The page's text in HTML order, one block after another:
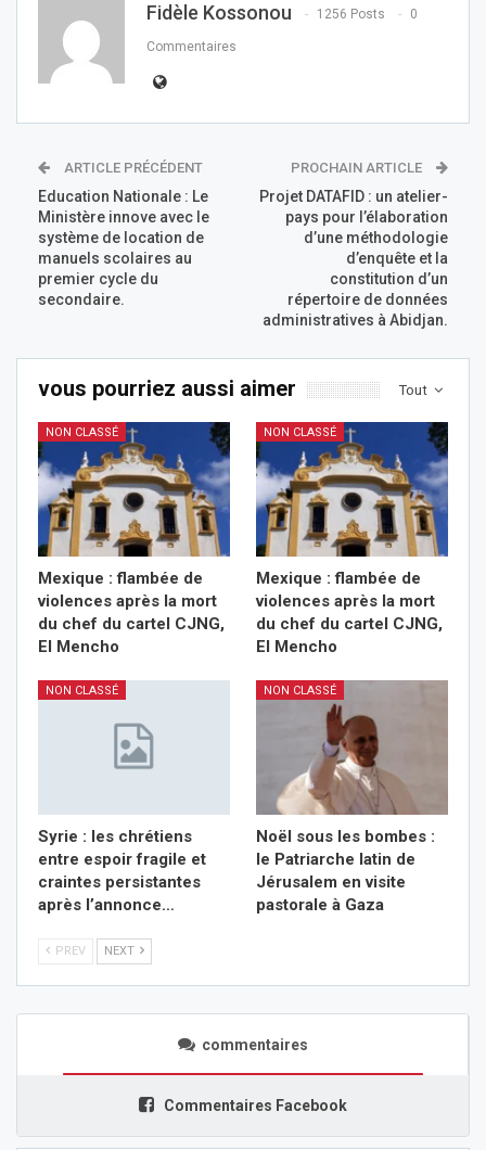
Fidèle Kossonou 1256 Posts 0
Commentaires
ARTICLE PRÉCÉDENT
Education Nationale : Le
Ministère innove avec le
système de location de
manuels scolaires au
premier cycle du
secondaire.
PROCHAIN ARTICLE
Projet DATAFID : un atelier-
pays pour l’élaboration
d’une méthodologie
d’enquête et la
constitution d’un
répertoire de données
administratives à Abidjan.
Tout
vous pourriez aussi aimer
NON CLASSÉ
Mexique : flambée de
violences après la mort
du chef du cartel CJNG,
El Mencho
NON CLASSÉ
Mexique : flambée de
violences après la mort
du chef du cartel CJNG,
El Mencho
NON CLASSÉ
Syrie : les chrétiens
entre espoir fragile et
craintes persistantes
après l’annonce…
NON CLASSÉ
Noël sous les bombes :
le Patriarche latin de
Jérusalem en visite
pastorale à Gaza
PREV NEXT
commentaires
Commentaires Facebook